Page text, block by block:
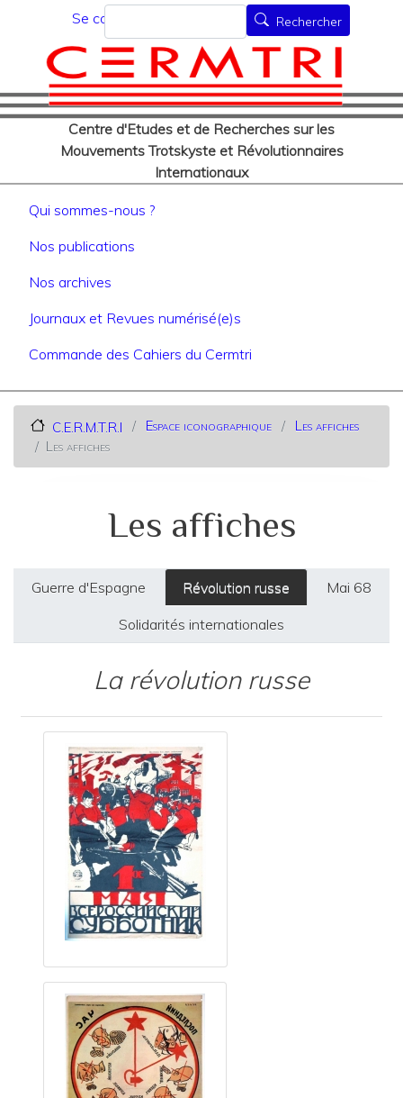
au
contenu
principal
Menu du compte de
Se connecter
Centre d'Etudes et de Recherches sur les
Mouvements Trotskyste et Révolutionnaires
Internationaux
Rechercher Rechercher
Navigation principale
Qui sommes-nous ?
Nos publications
Nos archives
Journaux et Revues numérisé(e)s
Commande des Cahiers du Cermtri
C.E.R.M.T.R.I Espace iconographique
Les affiches
Les affiches
Les affiches
Primary
Guerre d'Espagne Révolution russe Mai 68
Solidarités internationales
La révolution russe